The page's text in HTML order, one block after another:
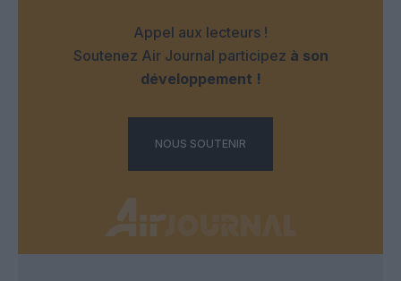
Appel aux lecteurs !
Soutenez Air Journal participez à son
développement !
NOUS SOUTENIR